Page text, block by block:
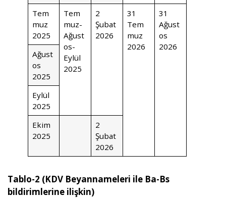
Tem
muz
2025
Tem
muz-
Ağust
os-
Eylül
2025
2
Şubat
2026
31
Tem
muz
2026
31
Ağust
os
2026
Ağust
os
2025
Eylül
2025
Ekim
2025
2
Şubat
2026
Tablo-2 (KDV Beyannameleri ile Ba-Bs
bildirimlerine ilişkin)